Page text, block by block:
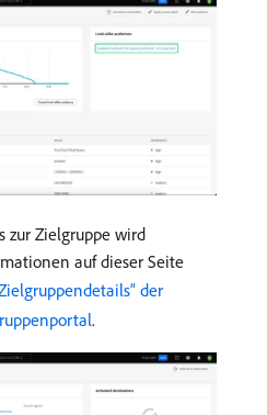
zur Zielgruppe wird
auf dieser Seite
der
.